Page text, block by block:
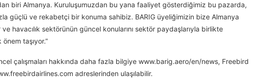
biri Almanya. Kuruluşumuzdan bu yana faaliyet gösterdiğimiz bu pazarda,
güçlü ve rekabetçi bir konuma sahibiz. BARIG üyeliğimizin bize Almanya
havacılık sektörünün güncel konularını sektör paydaşlarıyla birlikte
taşıyor.”
çalışmaları hakkında daha fazla bilgiye www.barig.aero/en/news, Freebird
adreslerinden ulaşılabilir.